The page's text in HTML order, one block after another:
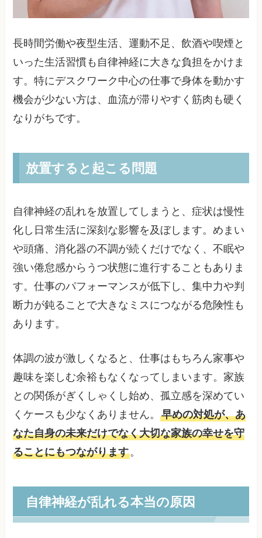
長時間労働や夜型生活、運動不足、飲酒や喫煙と
いった生活習慣も自律神経に大きな負担をかけま
す。特にデスクワーク中心の仕事で身体を動かす
機会が少ない方は、血流が滞りやすく筋肉も硬く
なりがちです。
放置すると起こる問題
自律神経の乱れを放置してしまうと、症状は慢性
化し日常生活に深刻な影響を及ぼします。めまい
や頭痛、消化器の不調が続くだけでなく、不眠や
強い倦怠感からうつ状態に進行することもありま
す。仕事のパフォーマンスが低下し、集中力や判
断力が鈍ることで大きなミスにつながる危険性も
あります。
体調の波が激しくなると、仕事はもちろん家事や
趣味を楽しむ余裕もなくなってしまいます。家族
との関係がぎくしゃくし始め、孤立感を深めてい
くケースも少なくありません。早めの対処が、あ
なた自身の未来だけでなく大切な家族の幸せを守
ることにもつながります。
自律神経が乱れる本当の原因